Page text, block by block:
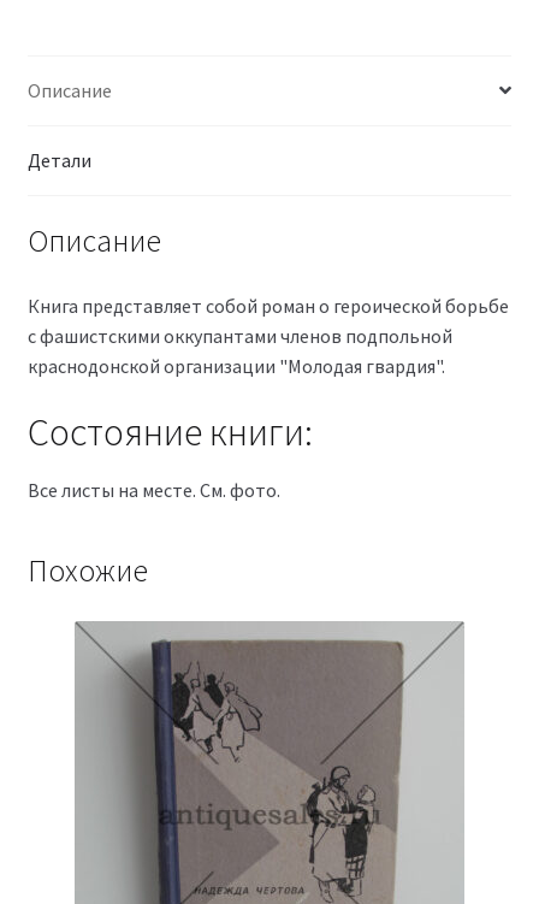
Описание
Детали
Описание
Книга представляет собой роман о героической борьбе
с фашистскими оккупантами членов подпольной
краснодонской организации "Молодая гвардия".
Состояние книги:
Все листы на месте. См. фото.
Похожие